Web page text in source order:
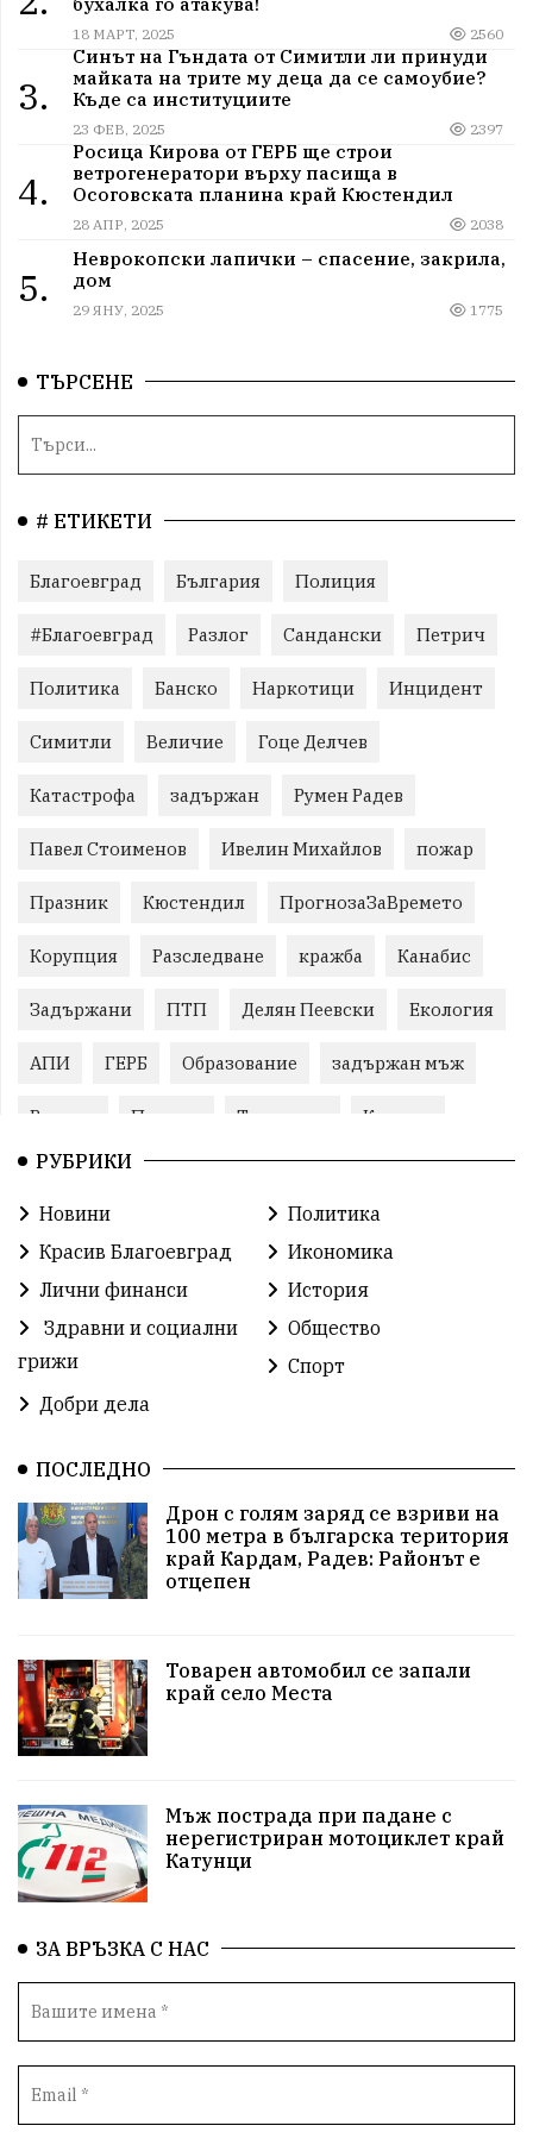
18 МАРТ, 2025 2560
3.
Синът на Гъндата от Симитли ли принуди
майката на трите му деца да се самоубие?
Къде са институциите
23 ФЕВ, 2025 2397
4.
Росица Кирова от ГЕРБ ще строи
ветрогенератори върху пасища в
Осоговската планина край Кюстендил
28 АПР, 2025 2038
5.
Неврокопски лапички – спасение, закрила,
дом
29 ЯНУ, 2025 1775
ТЪРСЕНЕ
# ЕТИКЕТИ
Благоевград България Полиция
#Благоевград Разлог Сандански Петрич
Политика Банско Наркотици Инцидент
Симитли Величие Гоце Делчев
Катастрофа задържан Румен Радев
Павел Стоименов Ивелин Михайлов пожар
Празник Кюстендил ПрогнозаЗаВремето
Корупция Разследване кражба Канабис
Задържани ПТП Делян Пеевски Екология
АПИ ГЕРБ Образование задържан мъж
Ремонт Пожари Традиции Култура
Илияна Йотова
Прокуратура Бойко Борисов
Методи Байкушев
Министерски съвет Избори Икономика
#Земеделие Красива България АМ Струма
Белица РСПБЗН
досъдебно производство Добро дело
Благотворителност
Репресии домашно насилие фолклор
Пътна безопасност ГДБОП
РУБРИКИ
Новини
Политика
Красив Благоевград
Икономика
Лични финанси
История
Здравни и социални
грижи
Общество
Спорт
Добри дела
ПОСЛЕДНО
Дрон с голям заряд се взриви на
100 метра в българска територия
край Кардам, Радев: Районът е
отцепен
Товарен автомобил се запали
край село Места
Мъж пострада при падане с
нерегистриран мотоциклет край
Катунци
ЗА ВРЪЗКА С НАС